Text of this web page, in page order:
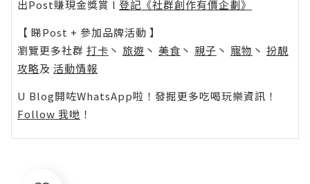
出Post賺現金獎賞 l 登記《社群創作有價企劃》
【 睇Post + 參加品牌活動 】
瀏覽更多社群 打卡 丶 旅遊 丶 美食 丶 親子 丶 寵物 丶 扮靚
攻略及 活動情報
U Blog開咗WhatsApp啦！發掘更多吃喝玩樂資訊！
Follow 我哋 ！